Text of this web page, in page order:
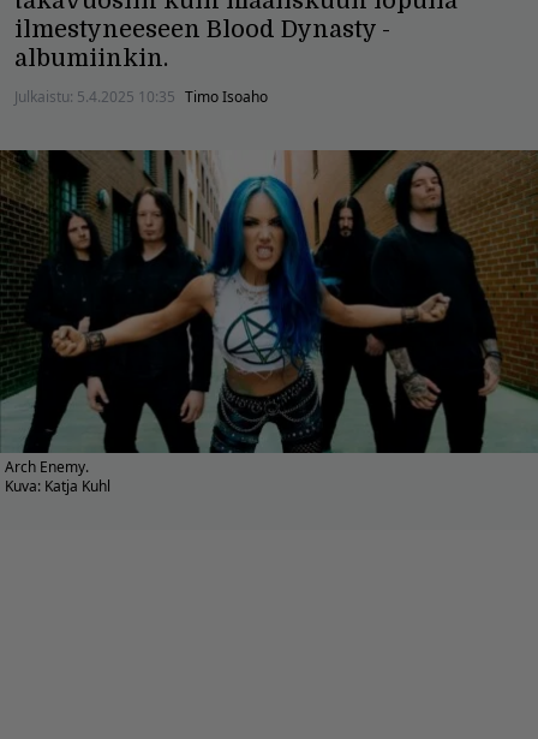
ilmestyneeseen Blood Dynasty -
albumiinkin.
Julkaistu: 5.4.2025 10:35 Timo Isoaho
Arch Enemy.
Kuva: Katja Kuhl